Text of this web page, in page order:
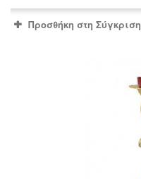
Προσθήκη στη Σύγκριση